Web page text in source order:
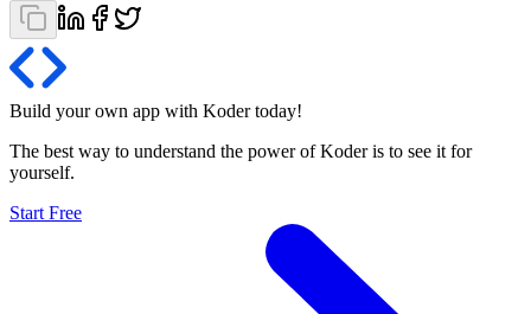
Build your own app with Koder today!
The best way to understand the power of Koder is to see it for
yourself.
Start Free